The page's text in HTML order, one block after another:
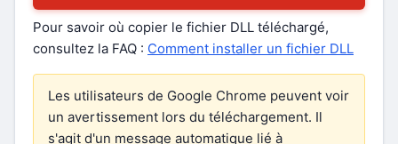
Pour savoir où copier le fichier DLL téléchargé,
consultez la FAQ : Comment installer un fichier DLL
Les utilisateurs de Google Chrome peuvent voir
un avertissement lors du téléchargement. Il
s'agit d'un message automatique lié à